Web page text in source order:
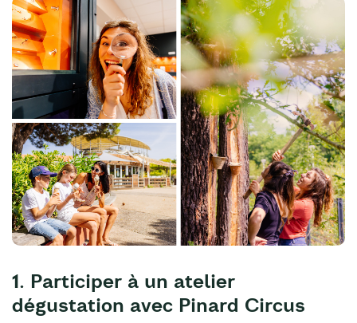
1. Participer à un atelier
dégustation avec Pinard Circus